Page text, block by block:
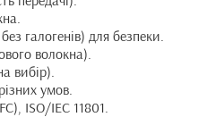
галогенів) для безпеки.
волокна).
вибір).
умов.
ISO/IEC 11801.